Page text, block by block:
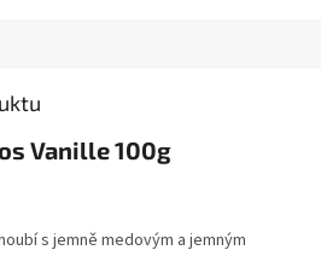
Vanille 100g
s jemně medovým a jemným